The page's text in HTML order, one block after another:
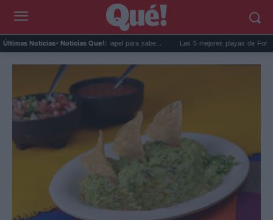
Últimas Noticias- Noticias Que!:
el truco del papel para sabe... Las 5 mejores playas de Formentera para